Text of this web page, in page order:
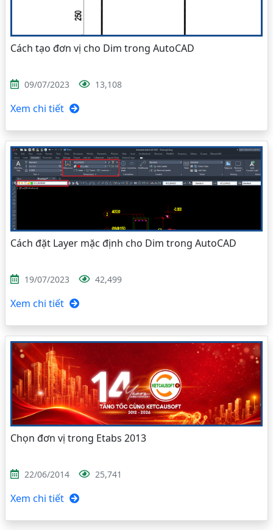
Cách tạo đơn vị cho Dim trong AutoCAD
09/07/2023 13,108
Xem chi tiết
Cách đặt Layer mặc định cho Dim trong AutoCAD
19/07/2023 42,499
Xem chi tiết
Chọn đơn vị trong Etabs 2013
22/06/2014 25,741
Xem chi tiết